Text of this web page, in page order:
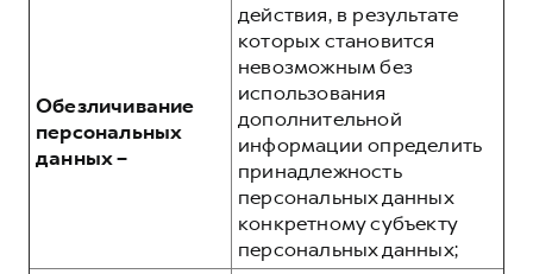
Обезличивание
персональных
данных –
действия, в результате
которых становится
невозможным без
использования
дополнительной
информации определить
принадлежность
персональных данных
конкретному субъекту
персональных данных;